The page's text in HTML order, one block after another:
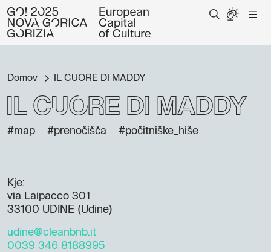
Domov IL CUORE DI MADDY
IL CUORE DI MADDY
#map #prenočišča #počitniške_hiše
Kje:
via Laipacco 301
33100 UDINE (Udine)
udine@cleanbnb.it
0039 346 8188995